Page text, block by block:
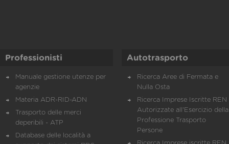
Professionisti
Manuale gestione utenze per
agenzie
Materia ADR-RID-ADN
Trasporto delle merci
deperibili - ATP
Database delle località a
Autotrasporto
Ricerca Aree di Fermata e
Nulla Osta
Ricerca Imprese Iscritte REN
Autorizzate all'Esercizio della
Professione Trasporto
Persone